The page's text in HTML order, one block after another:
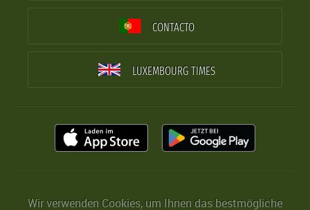
CONTACTO
LUXEMBOURG TIMES
Wir verwenden Cookies, um Ihnen das bestmögliche